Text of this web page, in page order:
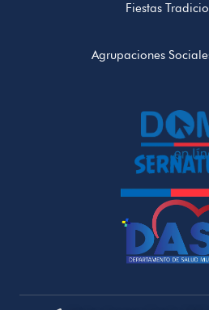
Fiestas
Agrupaciones